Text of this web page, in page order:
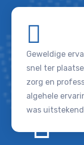
Geweldige
snel ter
zorg en
algehele
was